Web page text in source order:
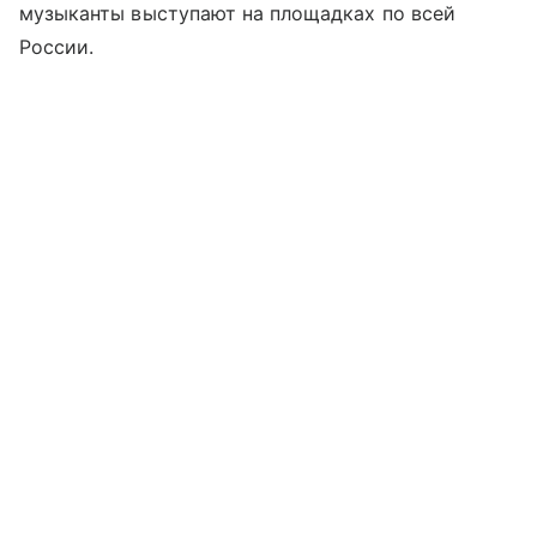
музыканты выступают на площадках по всей
России.